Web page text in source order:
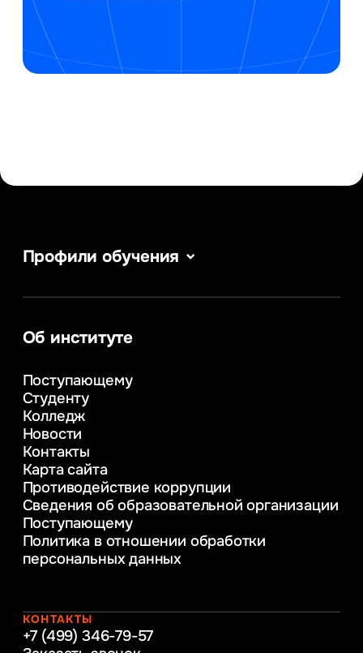
Профили обучения
Сервис в сфере туризма и гостеприимства
Информационные системы и бизнес-
аналитика
деятельности
Психолого-педагогическое
консультирование и медиация
в образовании
Управление инновационным развитием
предприятия
Уголовное право
Информационные технологии в бизнесе
Информационное и программное
обеспечение бизнес процессов
Управление человеческими ресурсами
Интернет-маркетинг
Об институте
Поступающему
Студенту
Колледж
Новости
Контакты
Карта сайта
Противодействие коррупции
Сведения об образовательной организации
Поступающему
Политика в отношении обработки
персональных данных
КОНТАКТЫ
+7 (499) 346-79-57